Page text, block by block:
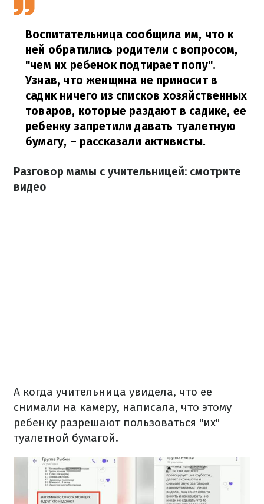
Воспитательница сообщила им, что к
ней обратились родители с вопросом,
"чем их ребенок подтирает попу".
Узнав, что женщина не приносит в
садик ничего из списков хозяйственных
товаров, которые раздают в садике, ее
ребенку запретили давать туалетную
бумагу, – рассказали активисты.
Разговор мамы с учительницей: смотрите
видео
А когда учительница увидела, что ее
снимали на камеру, написала, что этому
ребенку разрешают пользоваться "их"
туалетной бумагой.